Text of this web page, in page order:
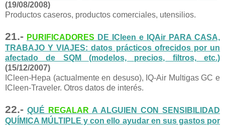
(19/08/2008)
Productos caseros, productos comerciales, utensilios.
21.- PURIFICADORES DE ICleen e IQAir PARA CASA,
TRABAJO Y VIAJES: datos prácticos ofrecidos por un
afectado de SQM (modelos, precios, filtros, etc.)
(15/12/2007)
ICleen-Hepa (actualmente en desuso), IQ-Air Multigas GC e
ICleen-Traveler. Otros datos de interés.
22.- QUÉ REGALAR A ALGUIEN CON SENSIBILIDAD
QUÍMICA MÚLTIPLE y con ello ayudar en sus gastos por